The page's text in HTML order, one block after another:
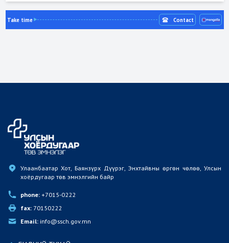
Take time Contact
Улаанбаатар Хот, Баянзүрх Дүүрэг, Энхтайвны өргөн чөлөө, Улсын
хоёрдугаар төв эмнэлгийн байр
phone: +7015-0222
fax: 70150222
Email: info@ssch.gov.mn